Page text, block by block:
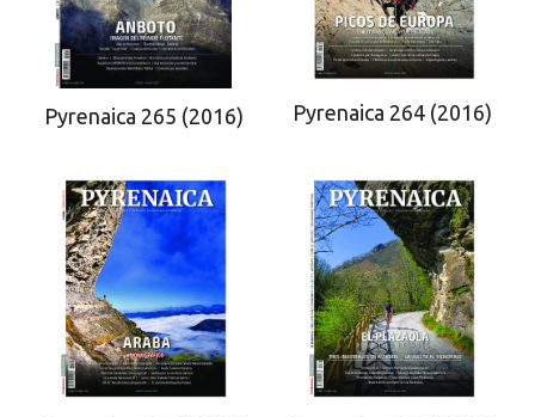
Pyrenaica 265 (2016) Pyrenaica 264 (2016)